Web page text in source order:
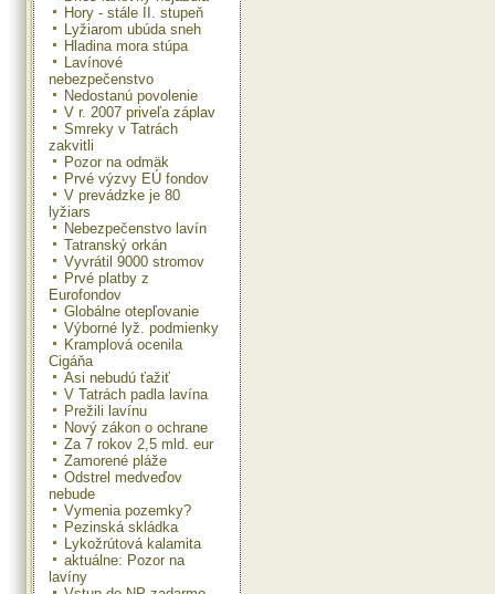
Hory - stále II. stupeň
Lyžiarom ubúda sneh
Hladina mora stúpa
Lavínové
nebezpečenstvo
Nedostanú povolenie
V r. 2007 priveľa záplav
Smreky v Tatrách
zakvitli
Pozor na odmäk
Prvé výzvy EÚ fondov
V prevádzke je 80
lyžiars
Nebezpečenstvo lavín
Tatranský orkán
Vyvrátil 9000 stromov
Prvé platby z
Eurofondov
Globálne otepľovanie
Výborné lyž. podmienky
Kramplová ocenila
Cigáňa
Asi nebudú ťažiť
V Tatrách padla lavína
Prežili lavínu
Nový zákon o ochrane
Za 7 rokov 2,5 mld. eur
Zamorené pláže
Odstrel medveďov
nebude
Vymenia pozemky?
Pezinská skládka
Lykožrútová kalamita
aktuálne: Pozor na
lavíny